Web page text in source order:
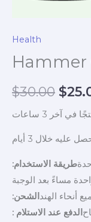
Health
$30.00
was:
$
عليه خلال 3 أيام
طريقة الاستخدام:
مساءً بعد الوجبة
الشحن: أنحاء الهند
الدفع عند الاستلام :